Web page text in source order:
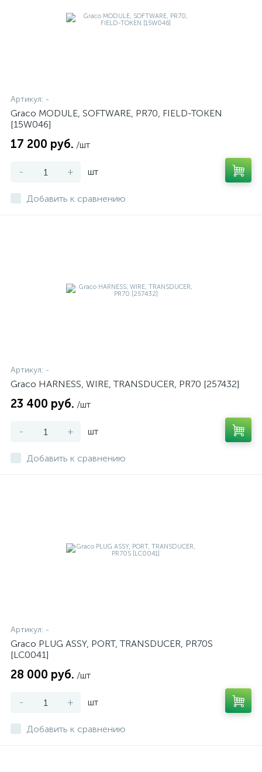
Артикул: -
Graco MODULE, SOFTWARE, PR70, FIELD-TOKEN
[15W046]
17 200 руб. /шт
- + шт
Добавить к сравнению
Артикул: -
Graco HARNESS, WIRE, TRANSDUCER, PR70 [257432]
23 400 руб. /шт
- + шт
Добавить к сравнению
Артикул: -
Graco PLUG ASSY, PORT, TRANSDUCER, PR70S
[LC0041]
28 000 руб. /шт
- + шт
Добавить к сравнению